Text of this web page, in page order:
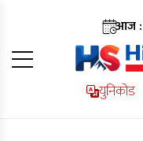
आज :
युनिकोड